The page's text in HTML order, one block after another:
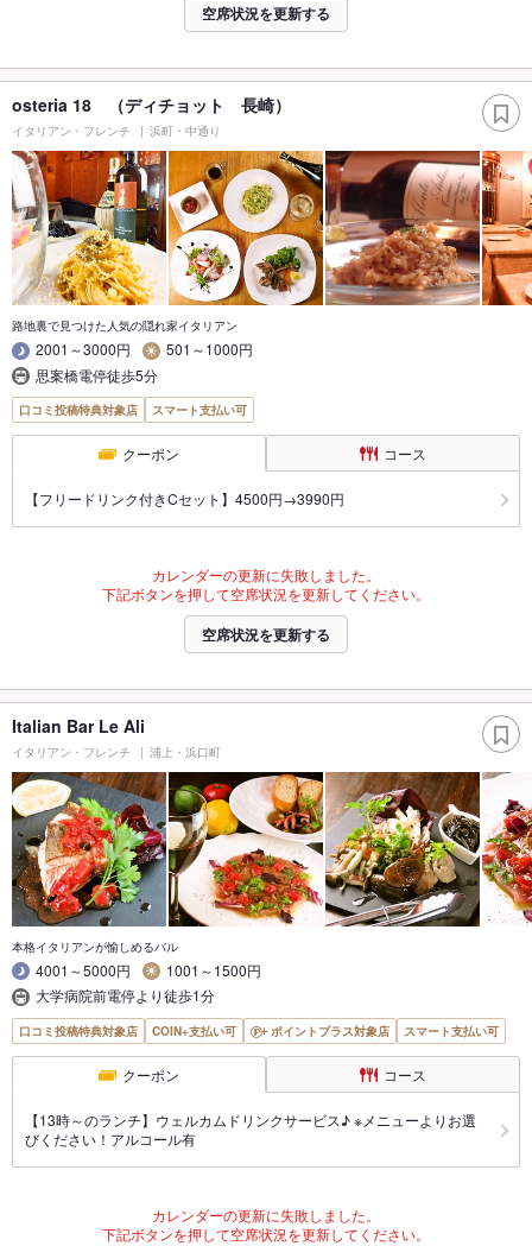
空席状況を更新する
osteria 18 （ディチョット 長崎）
イタリアン・フレンチ 浜町・中通り
路地裏で見つけた人気の隠れ家イタリアン
2001～3000円
501～1000円
思案橋電停徒歩5分
口コミ投稿特典対象店 スマート支払い可
クーポン コース
【フリードリンク付きCセット】4500円→3990円
カレンダーの更新に失敗しました。
下記ボタンを押して空席状況を更新してください。
空席状況を更新する
Italian Bar Le Ali
イタリアン・フレンチ 浦上・浜口町
本格イタリアンが愉しめるバル
4001～5000円
1001～1500円
大学病院前電停より徒歩1分
口コミ投稿特典対象店 COIN+支払い可 ポイントプラス対象店 スマート支払い可
クーポン コース
【13時～のランチ】ウェルカムドリンクサービス♪ ※メニューよりお選
びください！アルコール有
カレンダーの更新に失敗しました。
下記ボタンを押して空席状況を更新してください。